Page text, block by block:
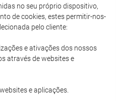
no seu próprio dispositivo,
de cookies, estes permitir-nos-
pelo cliente:
e ativações dos nossos
através de websites e
e aplicações.